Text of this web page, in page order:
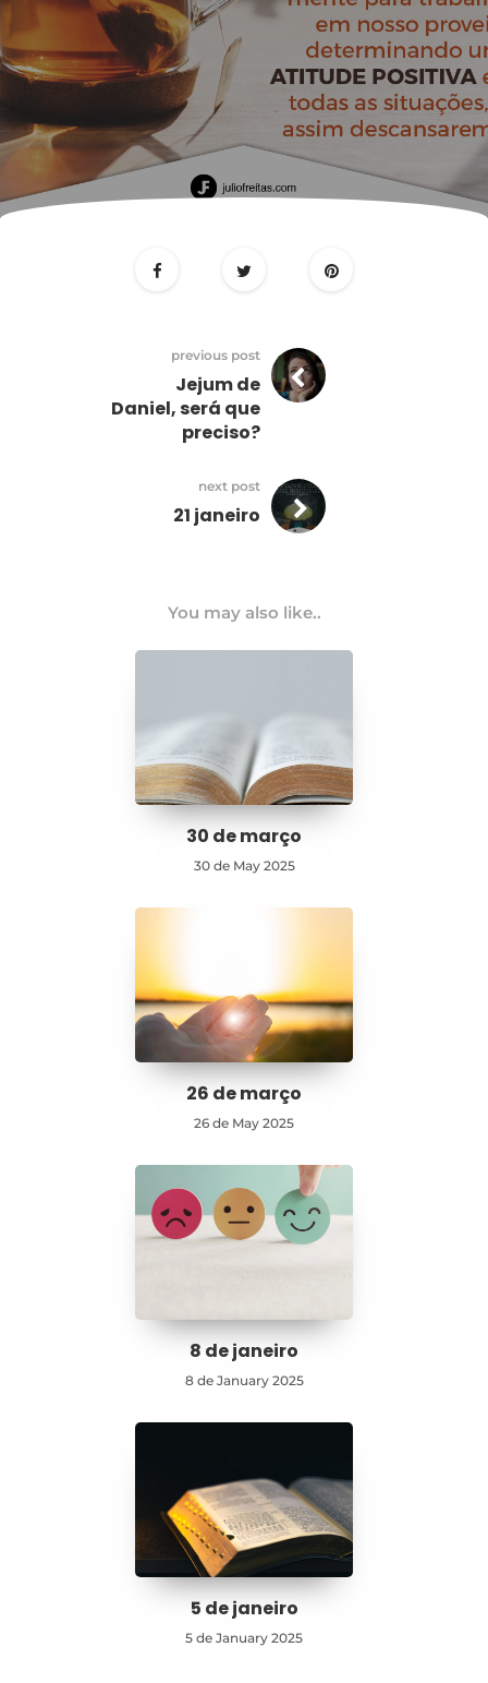
previous post
Jejum de
Daniel, será que
preciso?
next post
21 janeiro
You may also like..
30 de março
30 de May 2025
26 de março
26 de May 2025
8 de janeiro
8 de January 2025
5 de janeiro
5 de January 2025